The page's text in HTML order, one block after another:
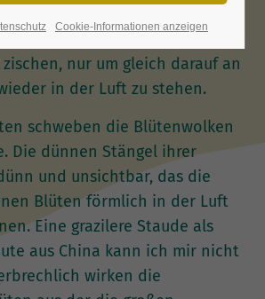
in der Luft verharren, dann
nur um gleich darauf an
in der Luft zu stehen.
schweben die Blütenwolken
Die dünnen Stängel ihrer
und unsichtbar, das die
Blüten förmlich in der Luft
Eine grazilere Staude als
aus China kann ich mir nicht
wirken die
Cookie-Informationen anzeigen